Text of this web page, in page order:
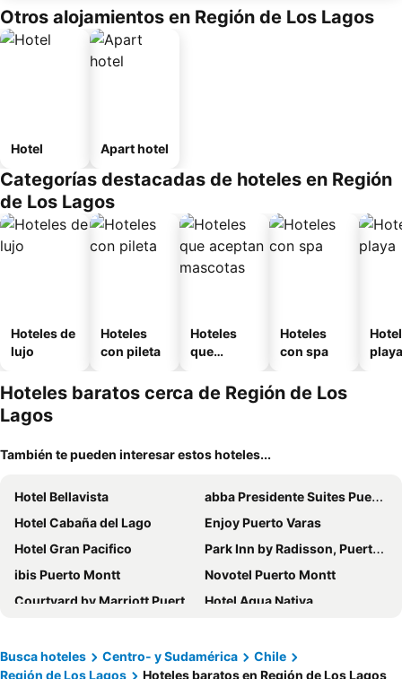
Otros alojamientos en Región de Los Lagos
Hotel Apart hotel
Categorías destacadas de hoteles en Región
de Los Lagos
Hoteles de
lujo
Hoteles
con pileta
Hoteles
que
mascotas
Hoteles
con spa
playa
Hoteles baratos cerca de Región de Los
Lagos
También te pueden interesar estos hoteles...
Hotel Bellavista
abba Presidente Suites Puerto Montt
Hotel Cabaña del Lago
Enjoy Puerto Varas
Hotel Gran Pacifico
Park Inn by Radisson, Puerto Varas
ibis Puerto Montt
Novotel Puerto Montt
Courtyard by Marriott Puerto Montt
Hotel Agua Nativa
Gran Hotel Vicente Costanera Wyndham Puerto Varas Pettra
Busca hoteles Centro- y Sudamérica
Chile
Región de Los Lagos
Hoteles baratos en Región de Los Lagos